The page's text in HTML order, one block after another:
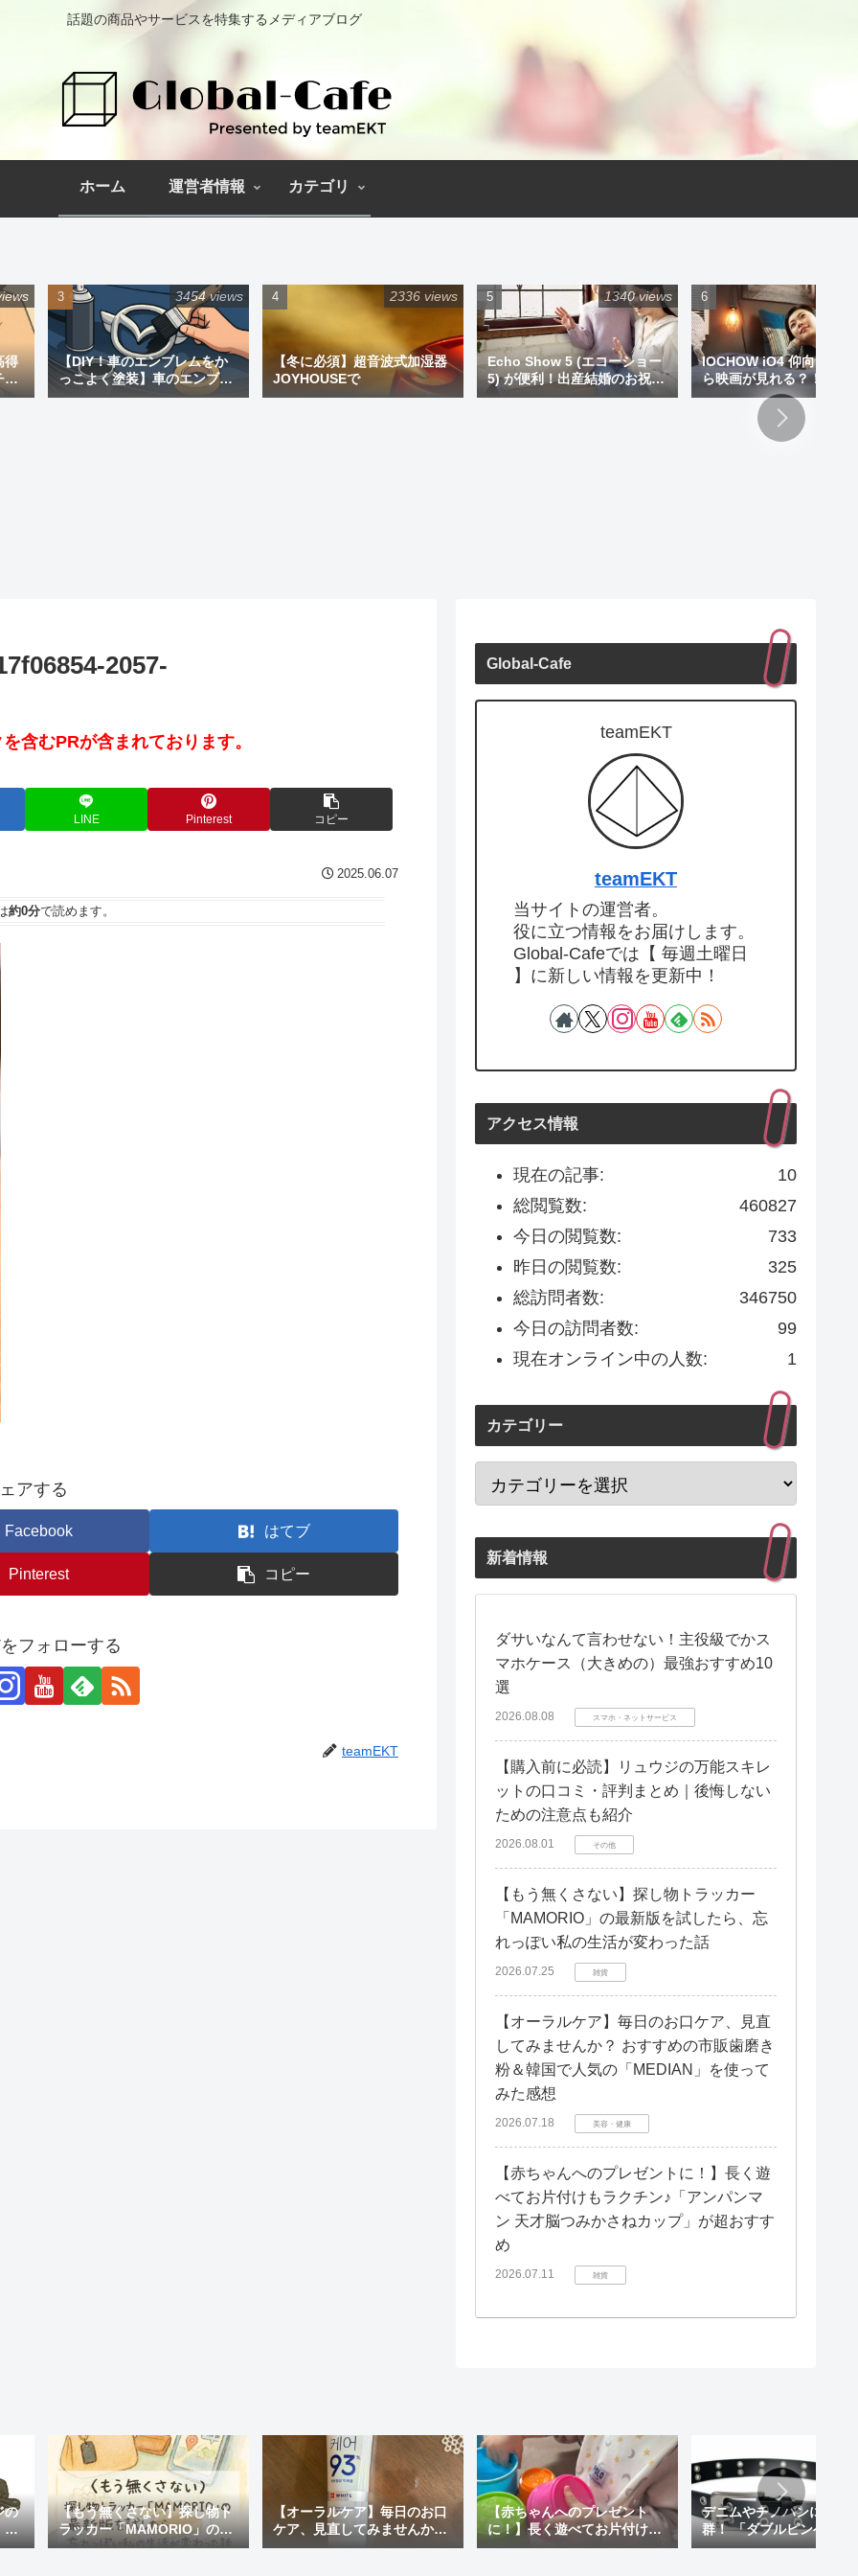
話題の商品やサービスを特集するメディアブログ
ホーム 運営者情報 カテゴリ
得
ペ
【DIY！車のエンブレムをか
っこよく塗装】車のエンブレ
ム塗装｜道具と失敗しない手
3454 views
【冬に必須】超音波式加湿器
JOYHOUSEで
2336 views
Echo Show 5 (エコーショー
5) が便利！出産結婚のお祝い
にプレゼントもアリです！
1340 views
IOCHOW iO4 仰向けで寝
ら映画が見れる？！ミニ
ジェクター
2057-
含むPRが含まれております。
LINE Pinterest コピー
2025.06.07
約0分で読めます。
アする
Facebook はてブ
Pinterest コピー
フォローする
teamEKT
Global-Cafe
teamEKT
teamEKT
当サイトの運営者。
役に立つ情報をお届けします。
Global-Cafeでは【 毎週土曜日
】に新しい情報を更新中！
アクセス情報
10
現在の記事:
460827
総閲覧数:
733
今日の閲覧数:
325
昨日の閲覧数:
346750
総訪問者数:
99
今日の訪問者数:
1
現在オンライン中の人数:
カテゴリー
新着情報
ダサいなんて言わせない！主役級でかス
マホケース（大きめの）最強おすすめ10
選
2026.08.08 スマホ・ネットサービス
【購入前に必読】リュウジの万能スキレ
ットの口コミ・評判まとめ｜後悔しない
ための注意点も紹介
2026.08.01 その他
【もう無くさない】探し物トラッカー
「MAMORIO」の最新版を試したら、忘
れっぽい私の生活が変わった話
2026.07.25 雑貨
【オーラルケア】毎日のお口ケア、見直
してみませんか？ おすすめの市販歯磨き
粉＆韓国で人気の「MEDIAN」を使って
みた感想
2026.07.18 美容・健康
【赤ちゃんへのプレゼントに！】長く遊
べてお片付けもラクチン♪「アンパンマ
ン 天才脳つみかさねカップ」が超おすす
め
2026.07.11 雑貨
の
評
の
【もう無くさない】探し物ト
ラッカー「MAMORIO」の最
新版を試したら、忘れっぽい
【オーラルケア】毎日のお口
ケア、見直してみませんか？
おすすめの市販歯磨き粉＆韓
【赤ちゃんへのプレゼント
に！】長く遊べてお片付けも
ラクチン♪「アンパンマン 天
デニムやチノパンに相性
群！ 「ダブルピンベルト
メリットと、長く愛せる